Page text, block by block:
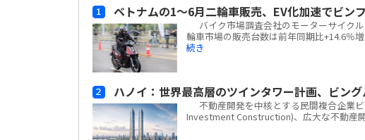
ベトナムの1～6月二輪車販売、EV化加速でビン
バイク市場調査会社のモーターサイク
輪車市場の販売台数は前年同期比+14.6％
続き
ハノイ：世界最高層のツインタワー計画、ビン
不動産開発を中核とする民間複合企業
Investment Construction)、広大な不動産